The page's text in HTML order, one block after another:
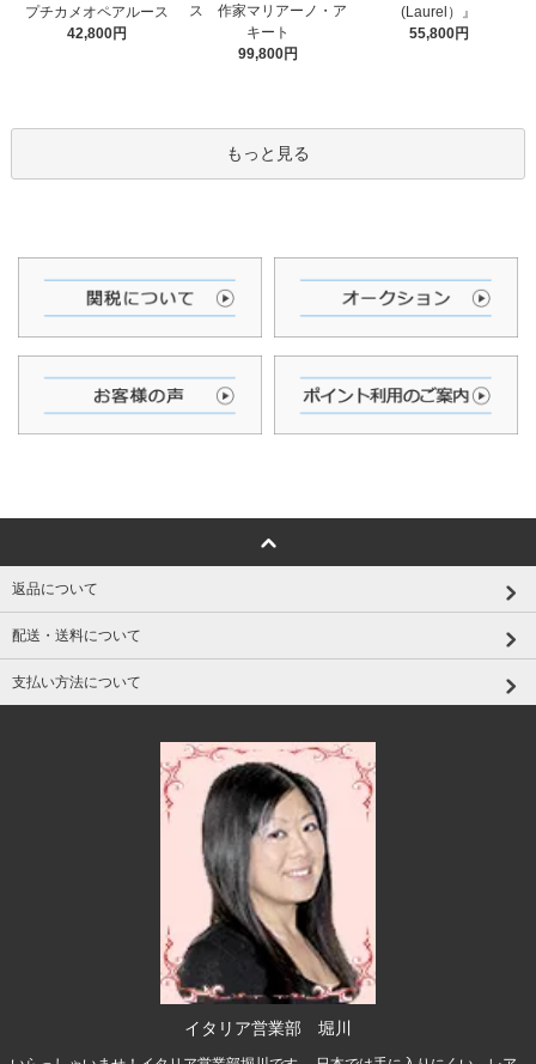
プチカメオペアルース
42,800円
ス 作家マリアーノ・ア
キート
99,800円
(Laurel）』
55,800円
もっと見る
返品について
配送・送料について
支払い方法について
イタリア営業部 堀川